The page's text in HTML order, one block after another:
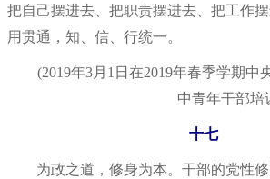
把自己摆进去、把职责摆进去、把工作摆
用贯通，知、信、行统一。
(2019年3月1日在2019年春季学期中
中青年干部培
十七
为政之道，修身为本。干部的党性修